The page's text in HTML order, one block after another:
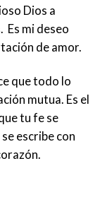
Dios a
mi deseo
de amor.
que todo lo
mutua. Es el
tu fe se
escribe con